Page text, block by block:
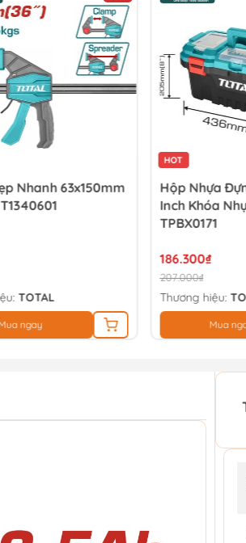
Nhanh 63x150mm
TOTAL
ngay
HOT
Hộp Nhựa
Inch Khóa
TPBX0171
186.300₫
207.000₫
Thương hiệu:
Mua